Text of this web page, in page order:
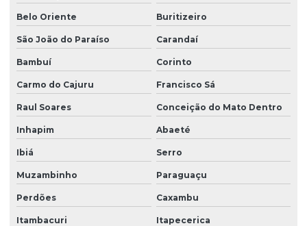
Belo Oriente Buritizeiro
São João do Paraíso Carandaí
Bambuí Corinto
Carmo do Cajuru Francisco Sá
Raul Soares Conceição do Mato Dentro
Inhapim Abaeté
Ibiá Serro
Muzambinho Paraguaçu
Perdões Caxambu
Itambacuri Itapecerica